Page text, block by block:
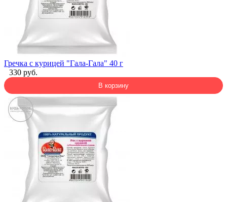
Гречка с курицей "Гала-Гала" 40 г
330 руб.
В корзину